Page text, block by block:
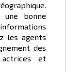
une bonne
les agents
des
et